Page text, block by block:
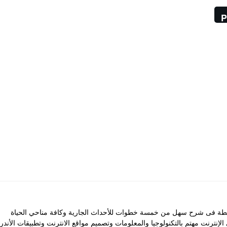
فى شرح سهل من خمسة خطوات للأحداث الجارية وكافة مناحي الحياة
مهتم بالتكنولوجيا والمعلومات وتصميم مواقع الانترنت وتطبيقات